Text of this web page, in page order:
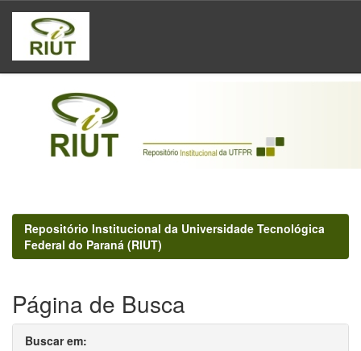
Skip
navigation
Repositório Institucional da Universidade Tecnológica
Federal do Paraná (RIUT)
Página de Busca
Buscar em: